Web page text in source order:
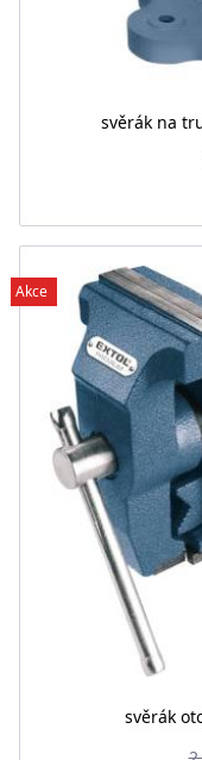
svěrák na
Akce
svěrák